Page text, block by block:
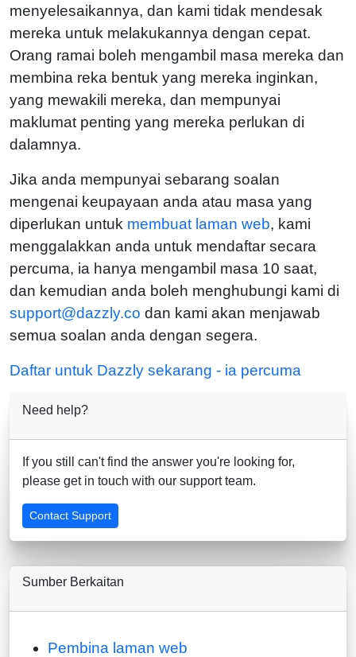
menyelesaikannya, dan kami tidak mendesak
mereka untuk melakukannya dengan cepat.
Orang ramai boleh mengambil masa mereka dan
membina reka bentuk yang mereka inginkan,
yang mewakili mereka, dan mempunyai
maklumat penting yang mereka perlukan di
dalamnya.
Jika anda mempunyai sebarang soalan
mengenai keupayaan anda atau masa yang
diperlukan untuk membuat laman web, kami
menggalakkan anda untuk mendaftar secara
percuma, ia hanya mengambil masa 10 saat,
dan kemudian anda boleh menghubungi kami di
support@dazzly.co dan kami akan menjawab
semua soalan anda dengan segera.
Daftar untuk Dazzly sekarang - ia percuma
Need help?
If you still can't find the answer you're looking for,
please get in touch with our support team.
Contact Support
Sumber Berkaitan
Pembina laman web